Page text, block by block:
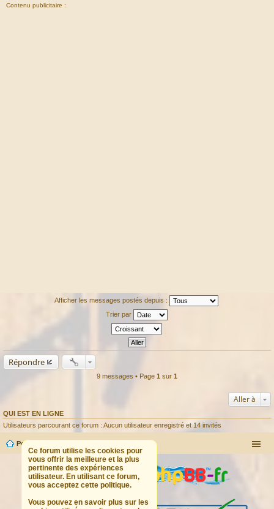
Contenu publicitaire :
Afficher les messages postés depuis :
Trier par
Répondre
9 messages • Page 1 sur 1
Aller à
QUI EST EN LIGNE
Utilisateurs parcourant ce forum : Aucun utilisateur enregistré et 14 invités
Ce forum utilise les cookies pour
vous offrir la meilleure et la plus
pertinente des expériences
utilisateur. En utilisant ce forum,
vous acceptez cette politique.
Vous pouvez en savoir plus sur les
Portail